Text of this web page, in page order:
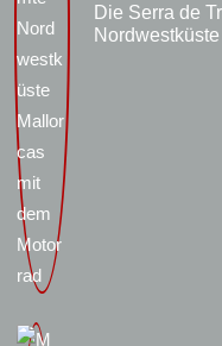
Die Serra de